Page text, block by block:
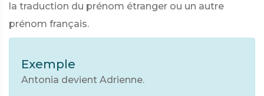
la traduction du prénom étranger ou un autre
prénom français.
Exemple
Antonia devient Adrienne.